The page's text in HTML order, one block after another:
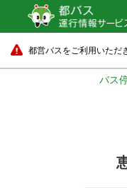
都営バスをご利用いただ
バス